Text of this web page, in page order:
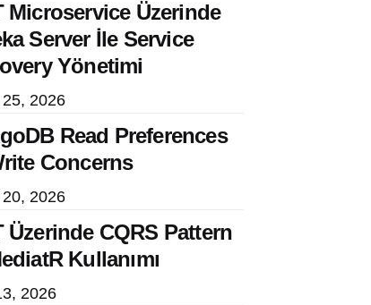
Microservice Üzerinde
Server İle Service
Yönetimi
2026
Read Preferences
Concerns
2026
Üzerinde CQRS Pattern
Kullanımı
2026